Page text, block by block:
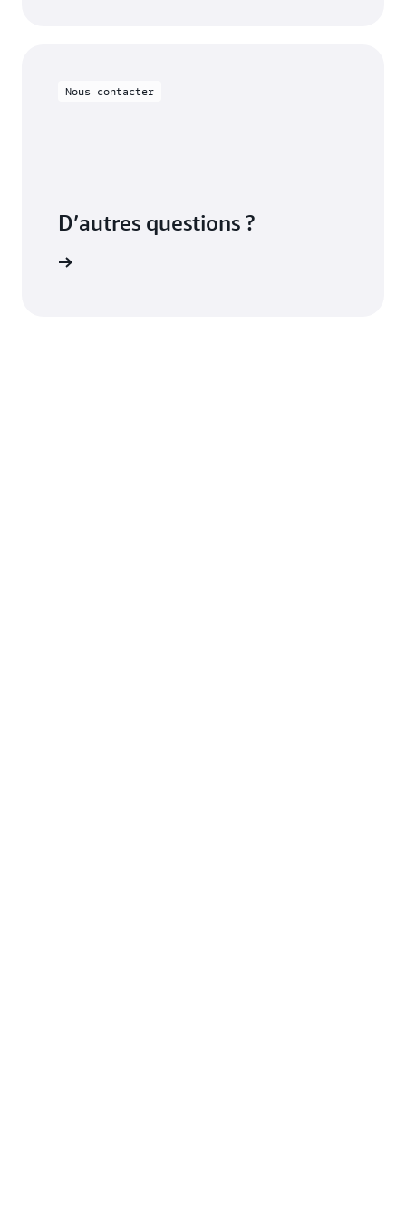
Nous contacter
D’autres questions ?